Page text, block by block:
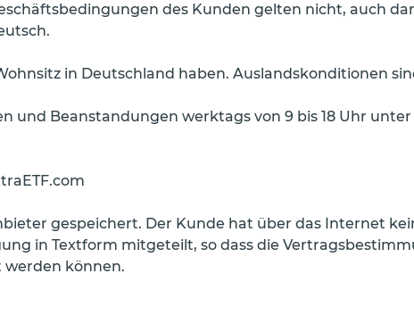
des Kunden gelten nicht, auch
in Deutschland haben. Auslandskonditionen
und Beanstandungen werktags von 9 bis 18 Uhr
gespeichert. Der Kunde hat über das Internet
in Textform mitgeteilt, so dass die
können.